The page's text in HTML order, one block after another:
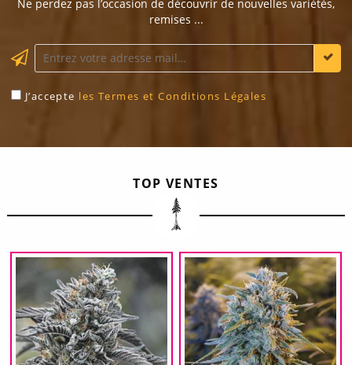
Ne perdez pas l’occasion de découvrir de nouvelles variétés,
remises ...
J’accepte les Termes et Conditions Légales
TOP VENTES